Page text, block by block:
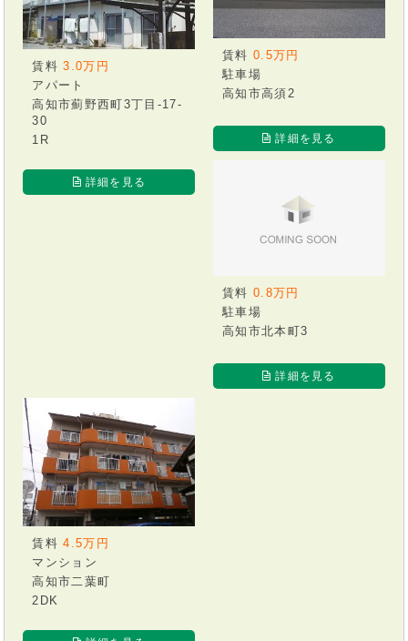
賃料3.0万円
アパート
高知市薊野西町3丁目-17-
30
1R
詳細を見る
賃料 0.5万円
駐車場
高知市高須2
詳細を見る
賃料 0.8万円
駐車場
高知市北本町3
詳細を見る
賃料4.5万円
マンション
高知市二葉町
2DK